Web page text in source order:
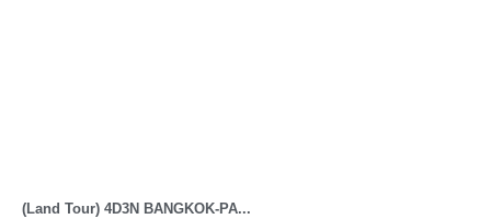
(Land Tour) 4D3N BANGKOK-PA...